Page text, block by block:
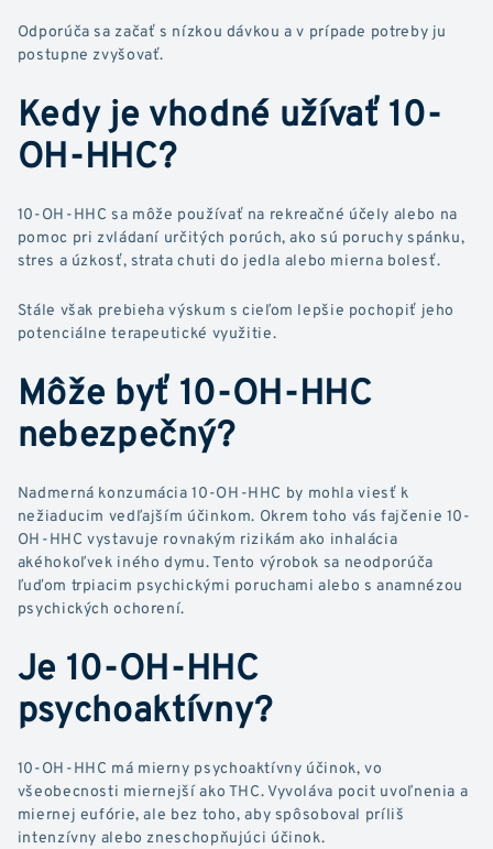
Odporúča sa začať s nízkou dávkou a v prípade potreby ju
postupne zvyšovať.
Kedy je vhodné užívať 10-
OH-HHC?
10-OH-HHC sa môže používať na rekreačné účely alebo na
pomoc pri zvládaní určitých porúch, ako sú poruchy spánku,
stres a úzkosť, strata chuti do jedla alebo mierna bolesť.
Stále však prebieha výskum s cieľom lepšie pochopiť jeho
potenciálne terapeutické využitie.
Môže byť 10-OH-HHC
nebezpečný?
Nadmerná konzumácia 10-OH-HHC by mohla viesť k
nežiaducim vedľajším účinkom. Okrem toho vás fajčenie 10-
OH-HHC vystavuje rovnakým rizikám ako inhalácia
akéhokoľvek iného dymu. Tento výrobok sa neodporúča
ľuďom trpiacim psychickými poruchami alebo s anamnézou
psychických ochorení.
Je 10-OH-HHC
psychoaktívny?
10-OH-HHC má mierny psychoaktívny účinok, vo
všeobecnosti miernejší ako THC. Vyvoláva pocit uvoľnenia a
miernej eufórie, ale bez toho, aby spôsoboval príliš
intenzívny alebo zneschopňujúci účinok.